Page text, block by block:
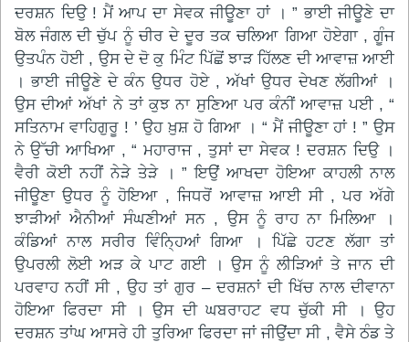
ਦਰਸ਼ਨ ਦਿਉ ! ਮੈਂ ਆਪ ਦਾ ਸੇਵਕ ਜੀਊਣਾ ਹਾਂ । ” ਭਾਈ ਜੀਊਣੇ ਦਾ
ਬੋਲ ਜੰਗਲ ਦੀ ਚੁੱਪ ਨੂੰ ਚੀਰ ਦੇ ਦੂਰ ਤਕ ਚਲਿਆ ਗਿਆ ਹੋਏਗਾ , ਗੂੰਜ
ਉਤਪੰਨ ਹੋਈ , ਉਸ ਦੇ ਦੋ ਕੁ ਮਿੰਟ ਪਿੱਛੋਂ ਝਾੜ ਹਿੱਲਣ ਦੀ ਆਵਾਜ਼ ਆਈ
। ਭਾਈ ਜੀਊਣੇ ਦੇ ਕੰਨ ਉਧਰ ਹੋਏ , ਅੱਖਾਂ ਉਧਰ ਦੇਖਣ ਲੱਗੀਆਂ ।
ਉਸ ਦੀਆਂ ਅੱਖਾਂ ਨੇ ਤਾਂ ਕੁਝ ਨਾ ਸੁਣਿਆ ਪਰ ਕੰਨੀਂ ਆਵਾਜ਼ ਪਈ , “
ਸਤਿਨਾਮ ਵਾਹਿਗੁਰੂ ! ’ ਉਹ ਖ਼ੁਸ਼ ਹੋ ਗਿਆ । “ ਮੈਂ ਜੀਊਣਾ ਹਾਂ ! ” ਉਸ
ਨੇ ਉੱਚੀ ਆਖਿਆ , “ ਮਹਾਰਾਜ , ਤੁਸਾਂ ਦਾ ਸੇਵਕ ! ਦਰਸ਼ਨ ਦਿਉ ।
ਵੈਰੀ ਕੋਈ ਨਹੀਂ ਨੇੜੇ ਤੇੜੇ । ” ਇਉਂ ਆਖਦਾ ਹੋਇਆ ਕਾਹਲੀ ਨਾਲ
ਜੀਊਣਾ ਉਧਰ ਨੂੰ ਹੋਇਆ , ਜਿਧਰੋਂ ਆਵਾਜ਼ ਆਈ ਸੀ , ਪਰ ਅੱਗੇ
ਝਾੜੀਆਂ ਐਨੀਆਂ ਸੰਘਣੀਆਂ ਸਨ , ਉਸ ਨੂੰ ਰਾਹ ਨਾ ਮਿਲਿਆ ।
ਕੰਡਿਆਂ ਨਾਲ ਸਰੀਰ ਵਿੰਨ੍ਹਿਆਂ ਗਿਆ । ਪਿੱਛੇ ਹਟਣ ਲੱਗਾ ਤਾਂ
ਉਪਰਲੀ ਲੋਈ ਅੜ ਕੇ ਪਾਟ ਗਈ । ਉਸ ਨੂੰ ਲੀੜਿਆਂ ਤੇ ਜਾਨ ਦੀ
ਪਰਵਾਹ ਨਹੀਂ ਸੀ , ਉਹ ਤਾਂ ਗੁਰ – ਦਰਸ਼ਨਾਂ ਦੀ ਖਿੱਚ ਨਾਲ ਦੀਵਾਨਾ
ਹੋਇਆ ਫਿਰਦਾ ਸੀ । ਉਸ ਦੀ ਘਬਰਾਹਟ ਵਧ ਚੁੱਕੀ ਸੀ । ਉਹ
ਦਰਸ਼ਨ ਤਾਂਘ ਆਸਰੇ ਹੀ ਤੁਰਿਆ ਫਿਰਦਾ ਜਾਂ ਜੀਉਂਦਾ ਸੀ , ਵੈਸੇ ਠੰਡ ਤੇ